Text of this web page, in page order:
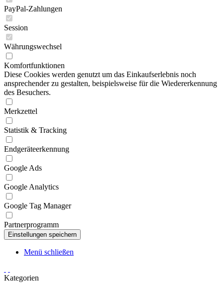
PayPal-Zahlungen
Session
Währungswechsel
Komfortfunktionen
Diese Cookies werden genutzt um das Einkaufserlebnis noch
ansprechender zu gestalten, beispielsweise für die Wiedererkennung
des Besuchers.
Merkzettel
Statistik & Tracking
Endgeräteerkennung
Google Ads
Google Analytics
Google Tag Manager
Partnerprogramm
Menü schließen
Kategorien